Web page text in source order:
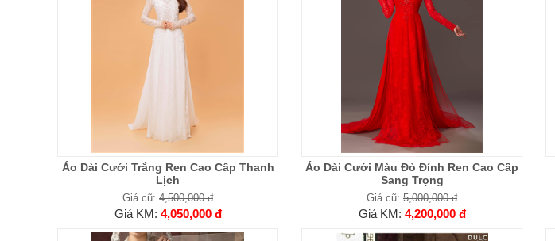
Áo Dài Cưới Trắng Ren Cao Cấp Thanh
Lịch
Giá cũ: 4,500,000 đ
Giá KM: 4,050,000 đ
Áo Dài Cưới Màu Đỏ Đính Ren Cao Cấp
Sang Trọng
Giá cũ: 5,000,000 đ
Giá KM: 4,200,000 đ